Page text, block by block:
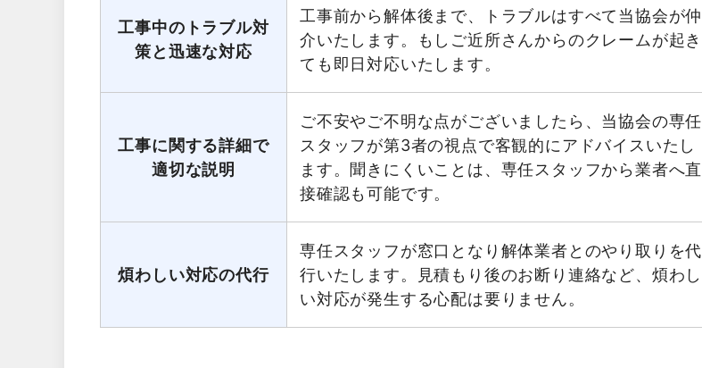
工事中のトラブル対
策と迅速な対応
工事前から解体後まで、トラブルはすべて当協会が仲
介いたします。もしご近所さんからのクレームが起き
ても即日対応いたします。
工事に関する詳細で
適切な説明
ご不安やご不明な点がございましたら、当協会の専任
スタッフが第3者の視点で客観的にアドバイスいたし
ます。聞きにくいことは、専任スタッフから業者へ直
接確認も可能です。
煩わしい対応の代行
専任スタッフが窓口となり解体業者とのやり取りを代
行いたします。見積もり後のお断り連絡など、煩わし
い対応が発生する心配は要りません。